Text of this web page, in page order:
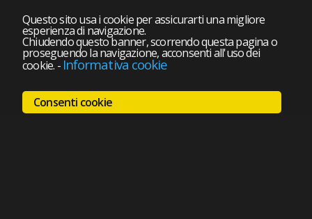
Questo sito usa i cookie per assicurarti una migliore
esperienza di navigazione.
Chiudendo questo banner, scorrendo questa pagina o
proseguendo la navigazione, acconsenti all'uso dei
cookie. - Informativa cookie
Consenti cookie